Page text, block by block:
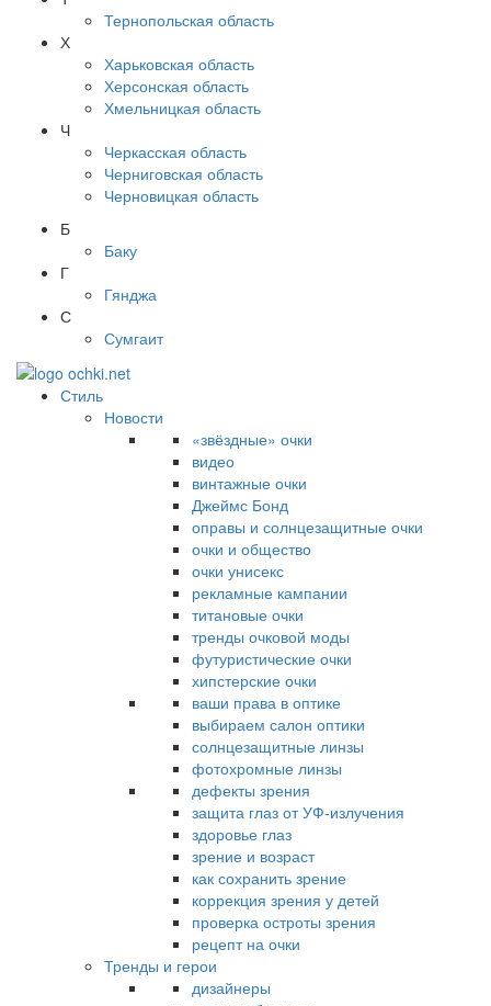
Тернопольская область
Х
Харьковская область
Херсонская область
Хмельницкая область
Ч
Черкасская область
Черниговская область
Черновицкая область
Б
Баку
Г
Гянджа
С
Сумгаит
Стиль
Новости
«звёздные» очки
видео
винтажные очки
Джеймс Бонд
оправы и солнцезащитные очки
очки и общество
очки унисекс
рекламные кампании
титановые очки
тренды очковой моды
футуристические очки
хипстерские очки
ваши права в оптике
выбираем салон оптики
солнцезащитные линзы
фотохромные линзы
дефекты зрения
защита глаз от УФ-излучения
здоровье глаз
зрение и возраст
как сохранить зрение
коррекция зрения у детей
проверка остроты зрения
рецепт на очки
Тренды и герои
дизайнеры